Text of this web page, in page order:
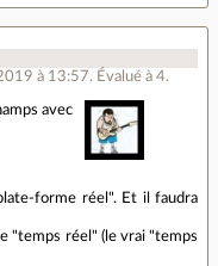
à 13:57. Évalué à 4.
avec
forme réel". Et il faudra
"temps réel" (le vrai "temps